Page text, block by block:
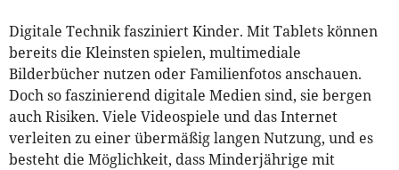
Digitale Technik fasziniert Kinder. Mit Tablets können
bereits die Kleinsten spielen, multimediale
Bilderbücher nutzen oder Familienfotos anschauen.
Doch so faszinierend digitale Medien sind, sie bergen
auch Risiken. Viele Videospiele und das Internet
verleiten zu einer übermäßig langen Nutzung, und es
besteht die Möglichkeit, dass Minderjährige mit